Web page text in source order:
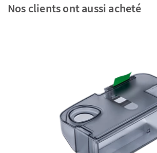
Nos clients ont aussi acheté